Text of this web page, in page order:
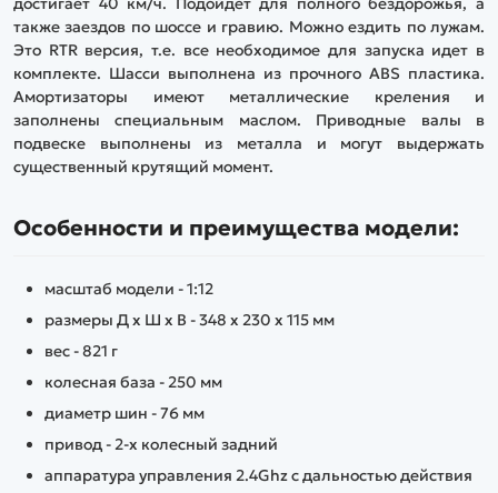
также заездов по шоссе и гравию. Можно ездить по лужам.
Это RTR версия, т.е. все необходимое для запуска идет в
комплекте. Шасси выполнена из прочного ABS пластика.
Амортизаторы имеют металлические креления и
заполнены специальным маслом. Приводные валы в
подвеске выполнены из металла и могут выдержать
существенный крутящий момент.
Особенности и преимущества модели:
масштаб модели - 1:12
размеры Д x Ш x В - 348 x 230 x 115 мм
вес - 821 г
колесная база - 250 мм
диаметр шин - 76 мм
привод - 2-х колесный задний
аппаратура управления 2.4Ghz с дальностью действия